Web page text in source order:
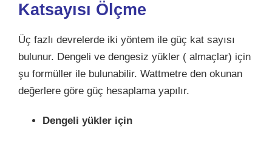
Katsayısı Ölçme
Üç fazlı devrelerde iki yöntem ile güç kat sayısı
bulunur. Dengeli ve dengesiz yükler ( almaçlar) için
şu formüller ile bulunabilir. Wattmetre den okunan
değerlere göre güç hesaplama yapılır.
Dengeli yükler için